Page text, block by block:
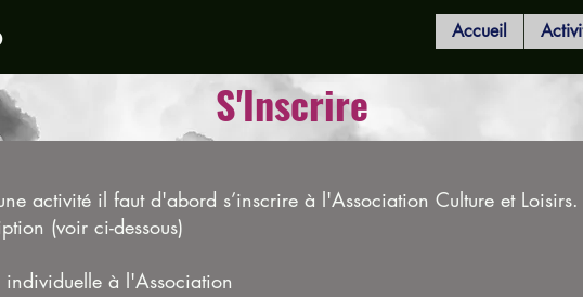
Accueil
S'Inscrire
activité il faut d'abord s’inscrire à l'Association Culture et
(voir ci-dessous)
à l'Association